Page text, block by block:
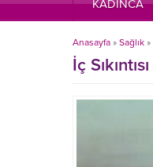
KADINCA
Anasayfa » Sağlık »
İç Sıkıntısı